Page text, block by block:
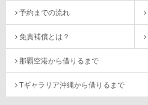
予約までの流れ
免責補償とは？
那覇空港から借りるまで
Tギャラリア沖縄から借りるまで